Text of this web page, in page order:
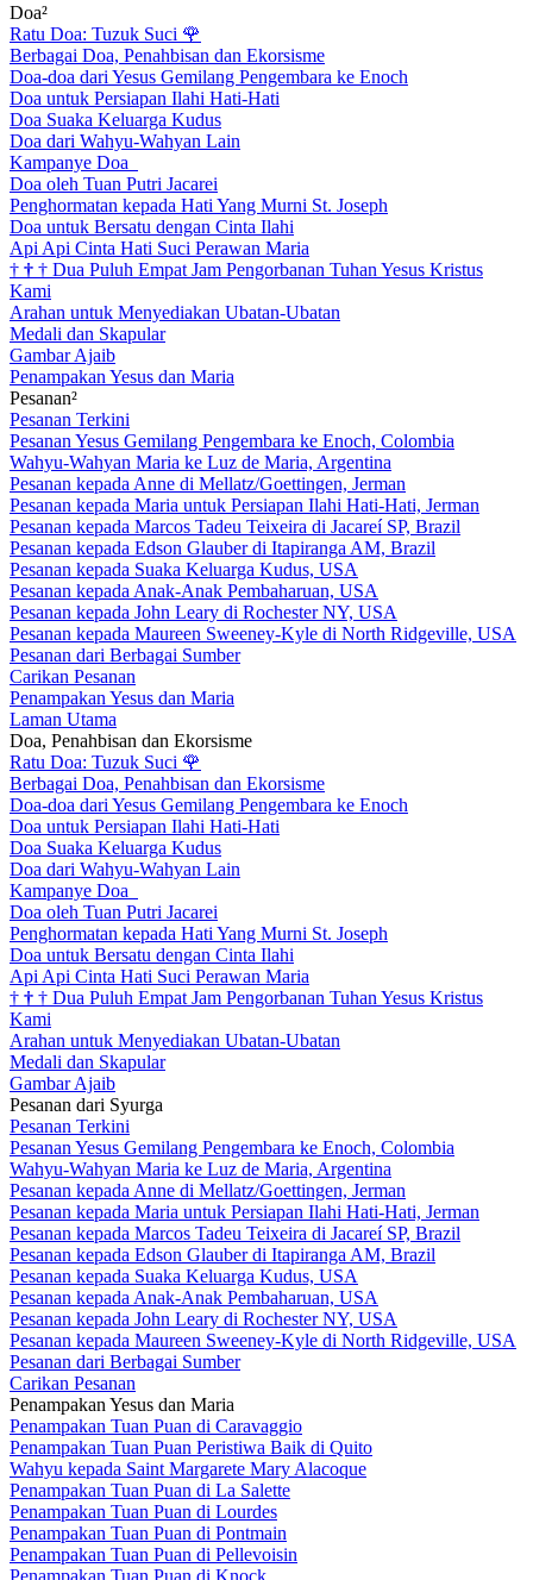
Doa²
Ratu Doa: Tuzuk Suci 🌹
Berbagai Doa, Penahbisan dan Ekorsisme
Doa-doa dari Yesus Gemilang Pengembara ke Enoch
Doa untuk Persiapan Ilahi Hati-Hati
Doa Suaka Keluarga Kudus
Doa dari Wahyu-Wahyan Lain
Kampanye Doa
Doa oleh Tuan Putri Jacarei
Penghormatan kepada Hati Yang Murni St. Joseph
Doa untuk Bersatu dengan Cinta Ilahi
Api Api Cinta Hati Suci Perawan Maria
† † † Dua Puluh Empat Jam Pengorbanan Tuhan Yesus Kristus
Kami
Arahan untuk Menyediakan Ubatan-Ubatan
Medali dan Skapular
Gambar Ajaib
Penampakan Yesus dan Maria
Pesanan²
Pesanan Terkini
Pesanan Yesus Gemilang Pengembara ke Enoch, Colombia
Wahyu-Wahyan Maria ke Luz de Maria, Argentina
Pesanan kepada Anne di Mellatz/Goettingen, Jerman
Pesanan kepada Maria untuk Persiapan Ilahi Hati-Hati, Jerman
Pesanan kepada Marcos Tadeu Teixeira di Jacareí SP, Brazil
Pesanan kepada Edson Glauber di Itapiranga AM, Brazil
Pesanan kepada Suaka Keluarga Kudus, USA
Pesanan kepada Anak-Anak Pembaharuan, USA
Pesanan kepada John Leary di Rochester NY, USA
Pesanan kepada Maureen Sweeney-Kyle di North Ridgeville, USA
Pesanan dari Berbagai Sumber
Carikan Pesanan
Penampakan Yesus dan Maria
Laman Utama
Doa, Penahbisan dan Ekorsisme
Ratu Doa: Tuzuk Suci 🌹
Berbagai Doa, Penahbisan dan Ekorsisme
Doa-doa dari Yesus Gemilang Pengembara ke Enoch
Doa untuk Persiapan Ilahi Hati-Hati
Doa Suaka Keluarga Kudus
Doa dari Wahyu-Wahyan Lain
Kampanye Doa
Doa oleh Tuan Putri Jacarei
Penghormatan kepada Hati Yang Murni St. Joseph
Doa untuk Bersatu dengan Cinta Ilahi
Api Api Cinta Hati Suci Perawan Maria
† † † Dua Puluh Empat Jam Pengorbanan Tuhan Yesus Kristus
Kami
Arahan untuk Menyediakan Ubatan-Ubatan
Medali dan Skapular
Gambar Ajaib
Pesanan dari Syurga
Pesanan Terkini
Pesanan Yesus Gemilang Pengembara ke Enoch, Colombia
Wahyu-Wahyan Maria ke Luz de Maria, Argentina
Pesanan kepada Anne di Mellatz/Goettingen, Jerman
Pesanan kepada Maria untuk Persiapan Ilahi Hati-Hati, Jerman
Pesanan kepada Marcos Tadeu Teixeira di Jacareí SP, Brazil
Pesanan kepada Edson Glauber di Itapiranga AM, Brazil
Pesanan kepada Suaka Keluarga Kudus, USA
Pesanan kepada Anak-Anak Pembaharuan, USA
Pesanan kepada John Leary di Rochester NY, USA
Pesanan kepada Maureen Sweeney-Kyle di North Ridgeville, USA
Pesanan dari Berbagai Sumber
Carikan Pesanan
Penampakan Yesus dan Maria
Penampakan Tuan Puan di Caravaggio
Penampakan Tuan Puan Peristiwa Baik di Quito
Wahyu kepada Saint Margarete Mary Alacoque
Penampakan Tuan Puan di La Salette
Penampakan Tuan Puan di Lourdes
Penampakan Tuan Puan di Pontmain
Penampakan Tuan Puan di Pellevoisin
Penampakan Tuan Puan di Knock